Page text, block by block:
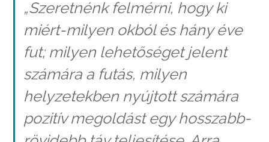
„Szeretnénk felmérni, hogy ki
miért-milyen okból és hány éve
fut; milyen lehetőséget jelent
számára a futás, milyen
helyzetekben nyújtott számára
pozitív megoldást egy hosszabb-